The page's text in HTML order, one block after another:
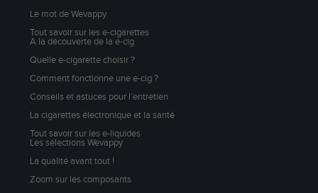
Le mot de Wevappy
Tout savoir sur les e-cigarettes
A la découverte de la e-cig
Quelle e-cigarette choisir ?
Comment fonctionne une e-cig ?
Conseils et astuces pour l’entretien
La cigarettes électronique et la santé
Tout savoir sur les e-liquides
Les sélections Wevappy
La qualité avant tout !
Zoom sur les composants